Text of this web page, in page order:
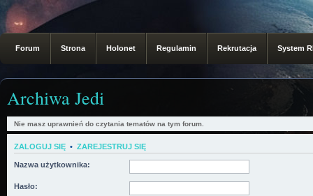
Forum Strona Holonet Regulamin Rekrutacja System
Archiwa Jedi
Nie masz uprawnień do czytania tematów na tym forum.
ZALOGUJ SIĘ • ZAREJESTRUJ SIĘ
Nazwa użytkownika:
Hasło: